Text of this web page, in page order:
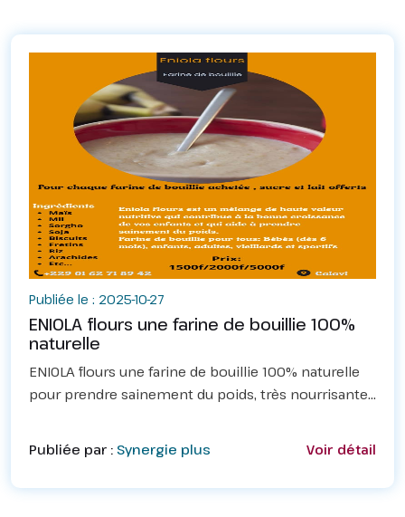
Publiée le : 2025-10-27
ENIOLA flours une farine de bouillie 100%
naturelle
ENIOLA flours une farine de bouillie 100% naturelle
pour prendre sainement du poids, très nourrisante
enfants dès 6 mois, aux personnes âgées, aux pers...
Publiée par : Synergie plus Voir détail